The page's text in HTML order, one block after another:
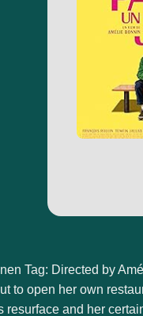
Tag: Directed by
to open her own
resurface and her